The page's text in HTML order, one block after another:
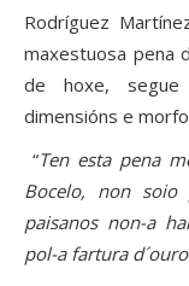
Rodríguez
maxestuosa pena
de hoxe, segue
dimensións e
“Ten esta pena
Bocelo, non soio
paisanos non-a
pol-a fartura